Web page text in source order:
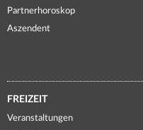
Partnerhoroskop
Aszendent
FREIZEIT
Veranstaltungen